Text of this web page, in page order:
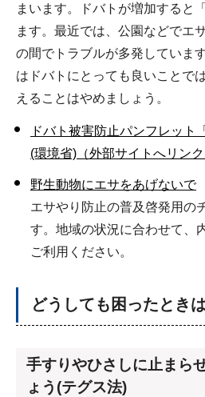
まいます。ドバトが増加すると
ます。最近では、公園などでエ
の間でトラブルが多発していま
はドバトにとっても良いことで
えることはやめましょう。
ドバト被害防止パンフレット
(環境省)（外部サイトへリンク
野生動物にエサをあげないで
エサやり防止の普及啓発用の
す。地域の状況に合わせて、
ご利用ください。
どうしても困ったとき
手すりやひさしに止まら
ょう(テグス法)